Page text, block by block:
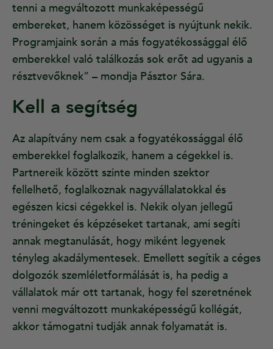
tenni a megváltozott munkaképességű
embereket, hanem közösséget is nyújtunk nekik.
Programjaink során a más fogyatékossággal élő
emberekkel való találkozás sok erőt ad ugyanis a
résztvevőknek” – mondja Pásztor Sára.
Kell a segítség
Az alapítvány nem csak a fogyatékossággal élő
emberekkel foglalkozik, hanem a cégekkel is.
Partnereik között szinte minden szektor
fellelhető, foglalkoznak nagyvállalatokkal és
egészen kicsi cégekkel is. Nekik olyan jellegű
tréningeket és képzéseket tartanak, ami segíti
annak megtanulását, hogy miként legyenek
tényleg akadálymentesek. Emellett segítik a céges
dolgozók szemléletformálását is, ha pedig a
vállalatok már ott tartanak, hogy fel szeretnének
venni megváltozott munkaképességű kollégát,
akkor támogatni tudják annak folyamatát is.